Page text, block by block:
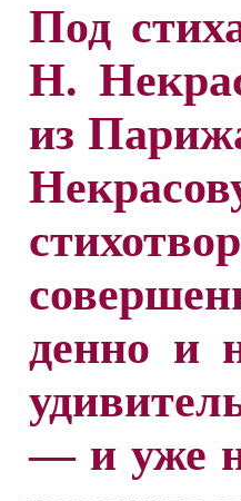
Под
Н.
из
денно и
— и уже